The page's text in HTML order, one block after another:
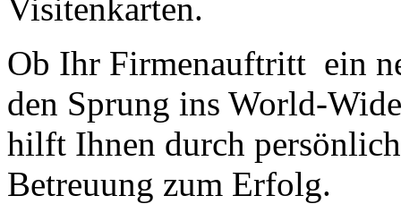
Visitenkarten.
Ob Ihr Firmenauftritt ein
den Sprung ins World-
hilft Ihnen durch
Betreuung zum Erfolg.